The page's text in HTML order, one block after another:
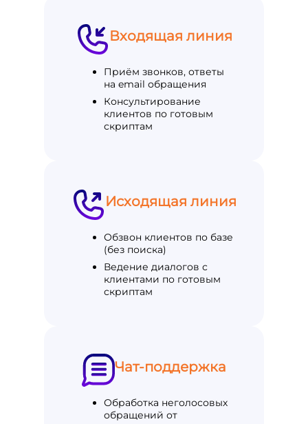
Входящая линия
Приём звонков, ответы
на email обращения
Консультирование
клиентов по готовым
скриптам
Исходящая линия
Обзвон клиентов по базе
(без поиска)
Ведение диалогов с
клиентами по готовым
скриптам
Чат-поддержка
Обработка неголосовых
обращений от